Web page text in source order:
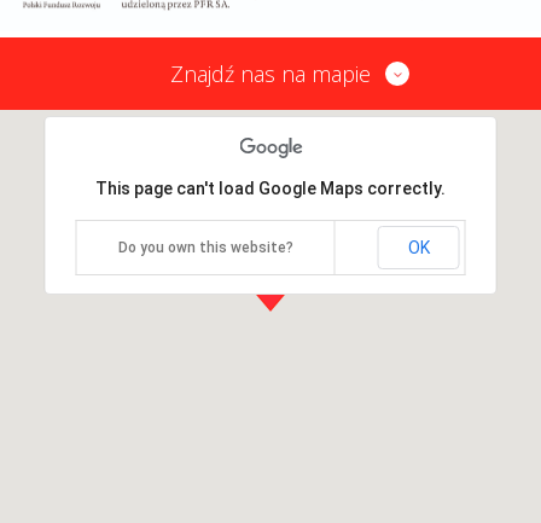
Znajdź nas na mapie
This page can't load Google Maps correctly.
Do you own this website? OK